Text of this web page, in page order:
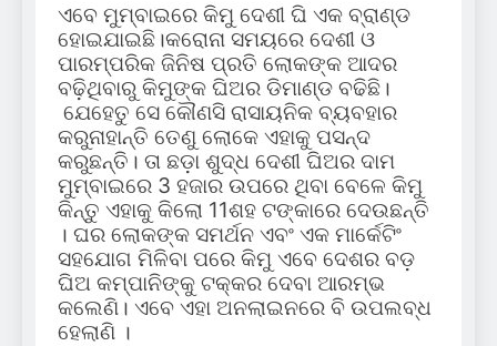
ଏବେ ମୁମ୍ବାଇରେ କିମୁ ଦେଶୀ ଘି ଏକ ବ୍ରାଣ୍ଡ
ହୋଇଯାଇଛି।କରୋନା ସମୟରେ ଦେଶୀ ଓ
ପାରମ୍ପରିକ ଜିନିଷ ପ୍ରତି ଲୋକଙ୍କ ଆଦର
ବଢ଼ିଥିବାରୁ କିମୁଙ୍କ ଘିଅର ଡିମାଣ୍ଡ ବଢିଛି।
ଯେହେତୁ ସେ କୌଣସି ରାସାୟନିକ ବ୍ୟବହାର
କରୁନାହାନ୍ତି ତେଣୁ ଲୋକେ ଏହାକୁ ପସନ୍ଦ
କରୁଛନ୍ତି। ତା ଛଡ଼ା ଶୁଦ୍ଧ ଦେଶୀ ଘିଅର ଦାମ
ମୁମ୍ବାଇରେ 3 ହଜାର ଉପରେ ଥିବା ବେଳେ କିମୁ
କିନ୍ତୁ ଏହାକୁ କିଲୋ 11ଶହ ଟଙ୍କାରେ ଦେଉଛନ୍ତି
। ଘର ଲୋକଙ୍କ ସମର୍ଥନ ଏବଂ ଏକ ମାର୍କେଟିଂ
ସହଯୋଗ ମିଳିବା ପରେ କିମୁ ଏବେ ଦେଶର ବଡ଼
ଘିଅ କମ୍ପାନିଙ୍କୁ ଟକ୍କର ଦେବା ଆରମ୍ଭ
କଲେଣି। ଏବେ ଏହା ଅନଲାଇନରେ ବି ଉପଲବ୍ଧ
ହେଲାଣି ।